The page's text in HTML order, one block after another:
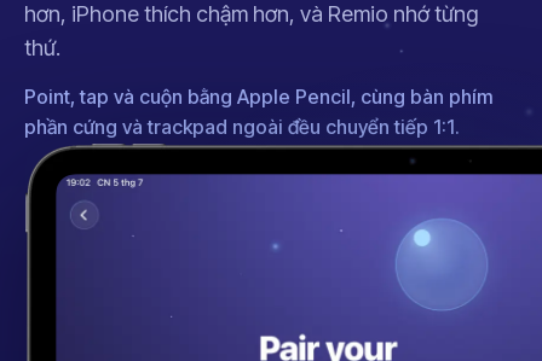
hơn, iPhone thích chậm hơn, và Remio nhớ từng
thứ.
Point, tap và cuộn bằng Apple Pencil, cùng bàn phím
phần cứng và trackpad ngoài đều chuyển tiếp 1:1.